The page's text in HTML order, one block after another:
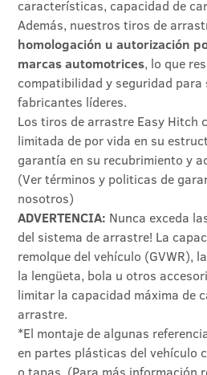
características, capacidad de
Además, nuestros tiros de
homologación u autorización
marcas automotrices, lo que
compatibilidad y seguridad para
fabricantes líderes.
Los tiros de arrastre Easy Hitch
limitada de por vida en su
garantía en su recubrimiento y
(Ver términos y politicas de
nosotros)
ADVERTENCIA: Nunca exceda
del sistema de arrastre! La
remolque del vehículo (GVWR),
la lengüeta, bola u otros
limitar la capacidad máxima de
arrastre.
*El montaje de algunas
en partes plásticas del vehículo